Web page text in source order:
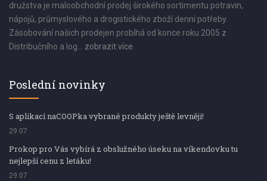
družstva je maloobchodní prodej širokého sortimentu potravin,
nápojů, průmyslového a drogistického zboží denní potřeby.
Zásobování našich prodejen probíhá od konce roku 2005 z
Distribučního a log... zobrazit více
Poslední novinky
S aplikací naCOOPka vybrané produkty ještě levněji!
29.07
Prokop pro Vás vybírá z obslužného úseku na víkendovku tu
nejlepší cenu z letáku!
29.07